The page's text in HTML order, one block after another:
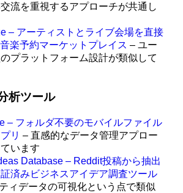
流を重視するアプローチが共通し
– アーティストとライブ会場を直接
楽予約マーケットプレイス – ユー
プラットフォーム設計が類似して
析ツール
– フォルダ不要のモバイルファイル
リ – 直感的なデータ管理アプロー
います
Database – Reddit投稿から抽出
済みビジネスアイデア調査ツール
ィデータの可視化という点で類似